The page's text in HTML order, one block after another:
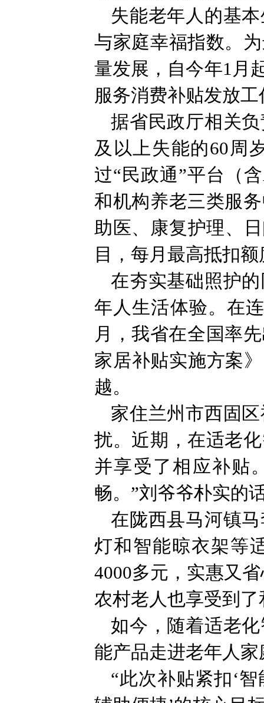
失能老年人的基
与家庭幸福指数。
量发展，自今年1月
服务消费补贴发放
据省民政厅相关
及以上失能的60周
过“民政通”平台（
和机构养老三类服
助医、康复护理、
目，每月最高抵扣
在夯实基础照护
年人生活体验。在
月，我省在全国率
家居补贴实施方案
越。
家住兰州市西固
扰。近期，在适老
并享受了相应补贴
畅。”刘爷爷朴实的
在陇西县马河镇
灯和智能晾衣架等
4000多元，实惠又
农村老人也享受到
如今，随着适老
能产品走进老年人
“此次补贴紧扣‘